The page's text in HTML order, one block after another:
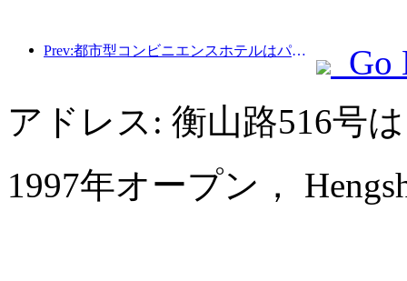
Prev:都市型コンビニエンスホテルはパフォーマンスベンチマークを作成し、業界の発展を促進します
Go
アドレス: 衡山路516号
1997年オープン，